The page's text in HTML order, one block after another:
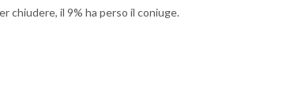
chiudere, il 9% ha perso il coniuge.